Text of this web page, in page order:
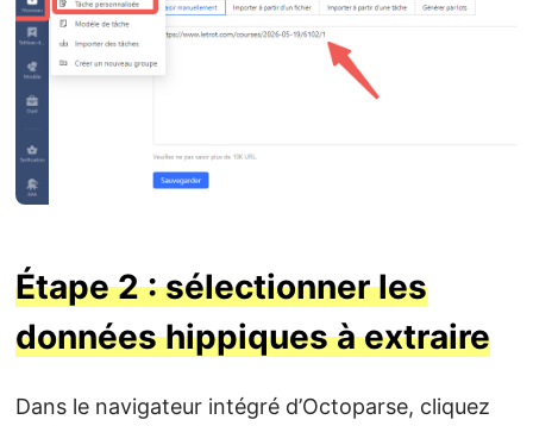
Étape 2 : sélectionner les
données hippiques à extraire
Dans le navigateur intégré d’Octoparse, cliquez